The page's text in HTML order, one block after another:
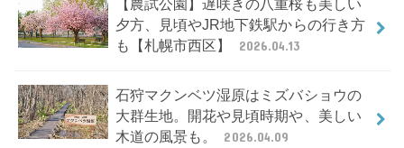
【農試公園】遅咲きの八重桜も美しい
夕方、見頃やJR地下鉄駅からの行き方
も【札幌市西区】
2026.04.13
石狩マクンベツ湿原はミズバショウの
大群生地。開花や見頃時期や、美しい
木道の風景も。
2026.04.09